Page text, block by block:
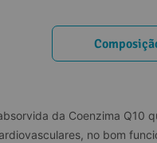
da Coenzima
no bom